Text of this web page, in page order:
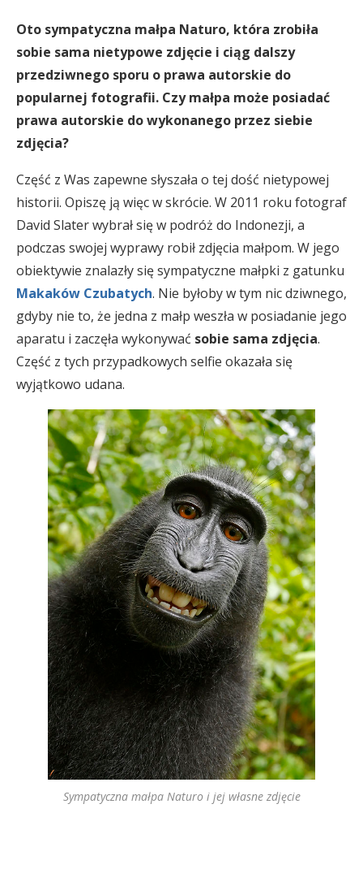
Oto sympatyczna małpa Naturo, która zrobiła
sobie sama nietypowe zdjęcie i ciąg dalszy
przedziwnego sporu o prawa autorskie do
popularnej fotografii. Czy małpa może posiadać
prawa autorskie do wykonanego przez siebie
zdjęcia?
Część z Was zapewne słyszała o tej dość nietypowej
historii. Opiszę ją więc w skrócie. W 2011 roku fotograf
David Slater wybrał się w podróż do Indonezji, a
podczas swojej wyprawy robił zdjęcia małpom. W jego
obiektywie znalazły się sympatyczne małpki z gatunku
Makaków Czubatych. Nie byłoby w tym nic dziwnego,
gdyby nie to, że jedna z małp weszła w posiadanie jego
aparatu i zaczęła wykonywać sobie sama zdjęcia.
Część z tych przypadkowych selfie okazała się
wyjątkowo udana.
Sympatyczna małpa Naturo i jej własne zdjęcie